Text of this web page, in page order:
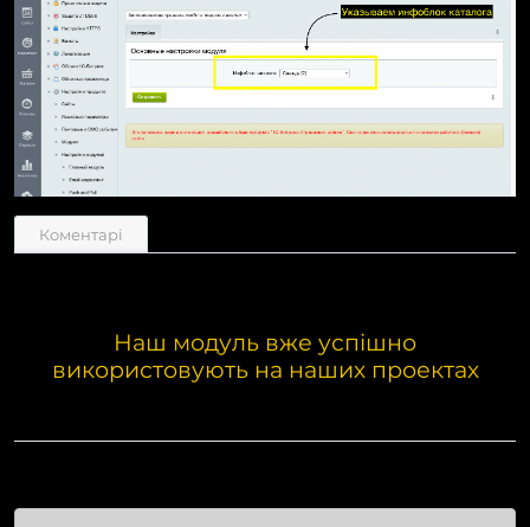
Коментарі
Наш модуль вже успішно
використовують на наших проектах